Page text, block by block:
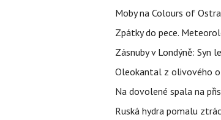
Moby na Colours of
Zpátky do pece.
Zásnuby v Londýně: Syn
Oleokantal z olivového
Na dovolené spala na
Ruská hydra pomalu